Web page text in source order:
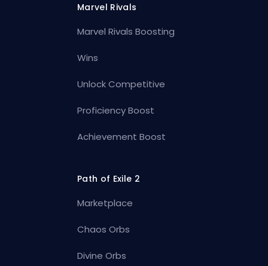
Marvel Rivals
Marvel Rivals Boosting
Wins
Unlock Competitive
Proficiency Boost
Achievement Boost
Path of Exile 2
Marketplace
Chaos Orbs
Divine Orbs